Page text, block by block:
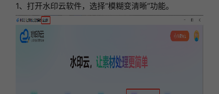
1、打开水印云软件，选择“模糊变清晰”功能。